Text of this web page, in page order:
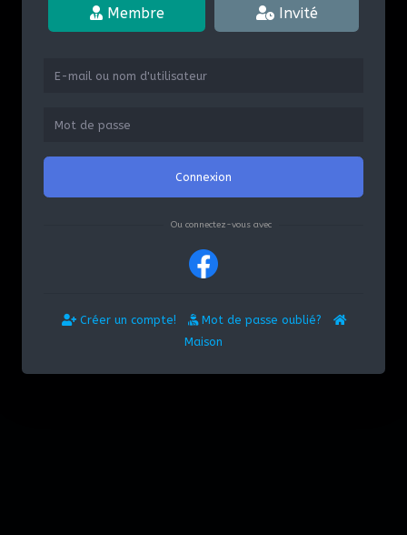
Membre Invité
Connexion
Ou connectez-vous avec
Créer un compte!
Mot de passe oublié?
Maison